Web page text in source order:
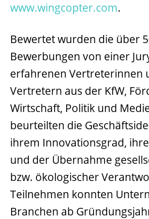
www.wingcopter.com.
Bewertet wurden die über
Bewerbungen von einer
erfahrenen Vertreterinnen
Vertretern aus der KfW,
Wirtschaft, Politik und
beurteilten die
ihrem Innovationsgrad,
und der Übernahme
bzw. ökologischer
Teilnehmen konnten
Branchen ab